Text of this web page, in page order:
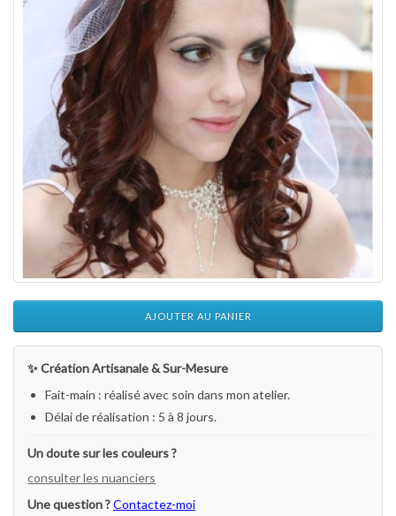
AJOUTER AU PANIER
✨ Création Artisanale & Sur-Mesure
Fait-main : réalisé avec soin dans mon atelier.
Délai de réalisation : 5 à 8 jours.
Un doute sur les couleurs ?
consulter les nuanciers
Une question ?Contactez-moi